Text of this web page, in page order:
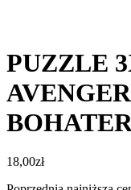
PUZZLE
18,00zł